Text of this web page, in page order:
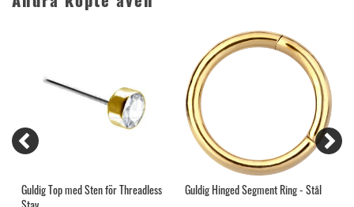
Andra köpte även
Guldig Top med Sten för Threadless
Guldig Hinged Segment Ring - Stål